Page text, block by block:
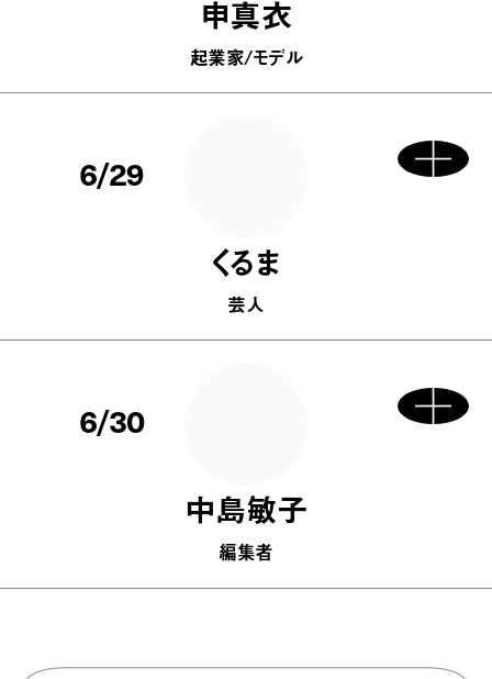
申真衣
起業家/モデル
6/29
くるま
芸人
6/30
中島敏子
編集者